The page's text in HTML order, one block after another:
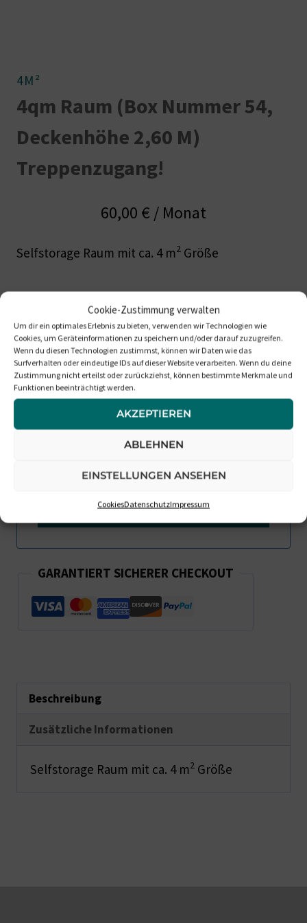
Cookie-Zustimmung verwalten
Um dir ein optimales Erlebnis zu bieten, verwenden wir Technologien wie
Cookies, um Geräteinformationen zu speichern und/oder darauf zuzugreifen.
Wenn du diesen Technologien zustimmst, können wir Daten wie das
Surfverhalten oder eindeutige IDs auf dieser Website verarbeiten. Wenn du deine
Zustimmung nicht erteilst oder zurückziehst, können bestimmte Merkmale und
Funktionen beeinträchtigt werden.
AKZEPTIEREN
ABLEHNEN
EINSTELLUNGEN ANSEHEN
CookiesDatenschutzImpressum
4M²
4qm Raum (Box Nummer 54,
Deckenhöhe 2,60 M)
Treppenzugang!
60,00 € / Monat
Selfstorage Raum mit ca. 4 m2 Größe
Benachrichtigt Mich, Wenn Die
Box Wieder Verfügbar Ist
GARANTIERT SICHERER CHECKOUT
Beschreibung
Zusätzliche Informationen
Selfstorage Raum mit ca. 4 m2 Größe